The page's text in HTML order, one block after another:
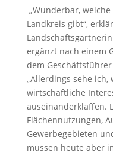
„Wunderbar,
Landkreis gibt“,
ergänzt nach einem
dem
„Allerdings sehe
wirtschaftliche
auseinanderklaffen.
Flächennutzungen,
Gewerbegebieten
müssen heute aber